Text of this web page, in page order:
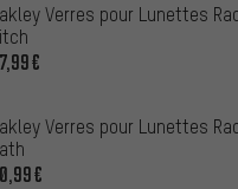
Verres pour Lunettes
Verres pour Lunettes